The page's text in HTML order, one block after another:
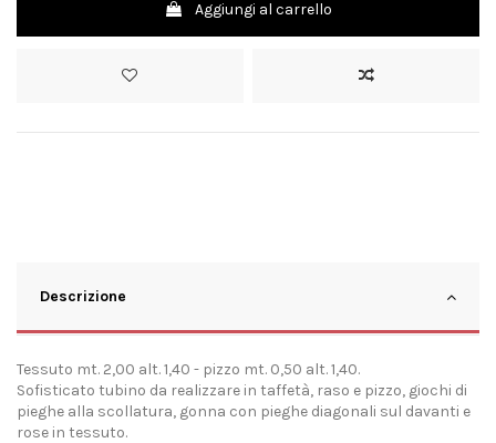
Aggiungi al carrello
Descrizione
Tessuto mt. 2,00 alt. 1,40 - pizzo mt. 0,50 alt. 1,40.
Sofisticato tubino da realizzare in taffetà, raso e pizzo, giochi di
pieghe alla scollatura, gonna con pieghe diagonali sul davanti e
rose in tessuto.